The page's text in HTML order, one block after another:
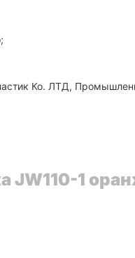
Ко. ЛТД,
JW110-1